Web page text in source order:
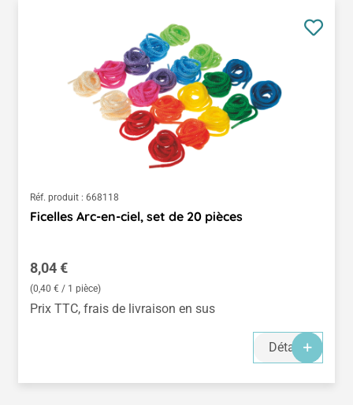
Réf. produit : 668118
Ficelles Arc-en-ciel, set de 20 pièces
Prix régulier :
8,04 €
(0,40 € / 1 pièce)
Prix TTC, frais de livraison en sus
Détails